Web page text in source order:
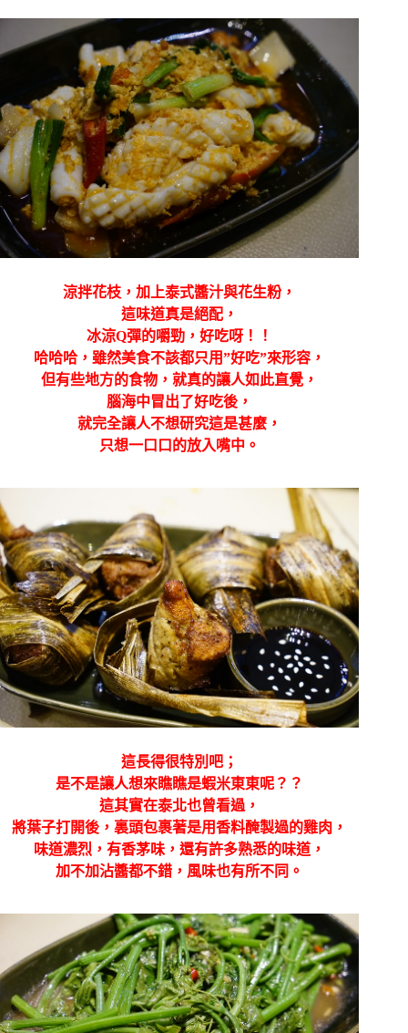
涼拌花枝，加上泰式醬汁與花生粉，
這味道真是絕配，
冰涼Q彈的嚼勁，好吃呀！！
哈哈哈，雖然美食不該都只用”好吃”來形容，
但有些地方的食物，就真的讓人如此直覺，
腦海中冒出了好吃後，
就完全讓人不想研究這是甚麼，
只想一口口的放入嘴中。
這長得很特別吧；
是不是讓人想來瞧瞧是蝦米東東呢？？
這其實在泰北也曾看過，
將葉子打開後，裏頭包裹著是用香料醃製過的雞肉，
味道濃烈，有香茅味，還有許多熟悉的味道，
加不加沾醬都不錯，風味也有所不同。